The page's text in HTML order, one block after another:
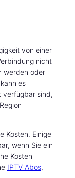
von einer
nicht
werden oder
es
verfügbar sind,
Kosten. Einige
wenn Sie ein
Kosten
IPTV Abos,